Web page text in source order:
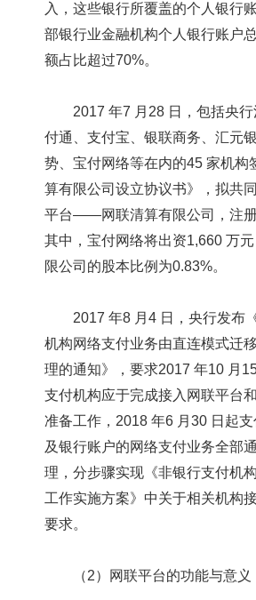
入，这些银行所覆盖的个人银行
部银行业金融机构个人银行账户
额占比超过70%。
2017 年7 月28 日，包括央
付通、支付宝、银联商务、汇元
势、宝付网络等在内的45 家机构
算有限公司设立协议书》，拟共
平台――网联清算有限公司，注册
其中，宝付网络将出资1,660 万
限公司的股本比例为0.83%。
2017 年8 月4 日，央行发布
机构网络支付业务由直连模式迁
理的通知》，要求2017 年10 月
支付机构应于完成接入网联平台
准备工作，2018 年6 月30 日起
及银行账户的网络支付业务全部
理，分步骤实现《非银行支付机
工作实施方案》中关于相关机构
要求。
（2）网联平台的功能与意义